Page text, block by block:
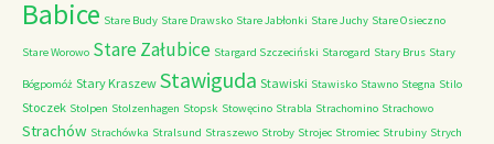
Babice Stare Budy Stare Drawsko Stare Jabłonki Stare Juchy Stare Osieczno
Stare Worowo Stare Załubice Stargard Szczeciński Starogard Stary Brus Stary
Bógpomóż Stary Kraszew Stawiguda Stawiski Stawisko Stawno Stegna Stilo
Stoczek Stolpen Stolzenhagen Stopsk Stowęcino Strabla Strachomino Strachowo
Strachów Strachówka Stralsund Straszewo Stroby Strojec Stromiec Strubiny Strych